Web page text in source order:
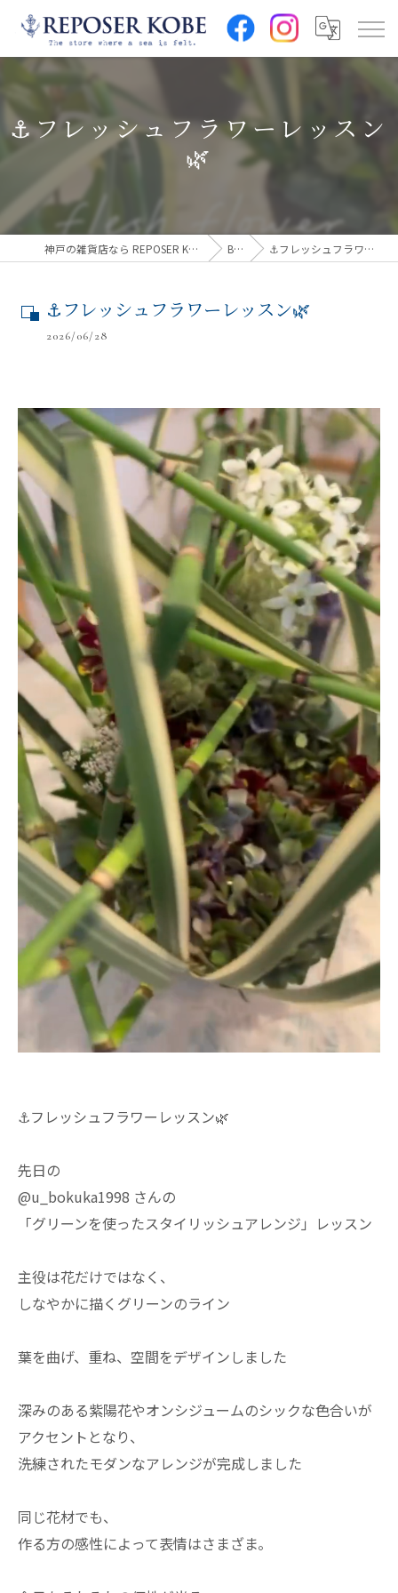
⚓︎フレッシュフラワーレッスン
🌿
神戸の雑貨店なら REPOSER KOBE(ルポゼ神戸) Blog ⚓︎フレッシュフラワーレッスン🌿
⚓︎フレッシュフラワーレッスン🌿
2026/06/28
⚓︎フレッシュフラワーレッスン🌿
先日の
@u_bokuka1998 さんの
「グリーンを使ったスタイリッシュアレンジ」レッスン
主役は花だけではなく、
しなやかに描くグリーンのライン
葉を曲げ、重ね、空間をデザインしました
深みのある紫陽花やオンシジュームのシックな色合いが
アクセントとなり、
洗練されたモダンなアレンジが完成しました
同じ花材でも、
作る方の感性によって表情はさまざま。